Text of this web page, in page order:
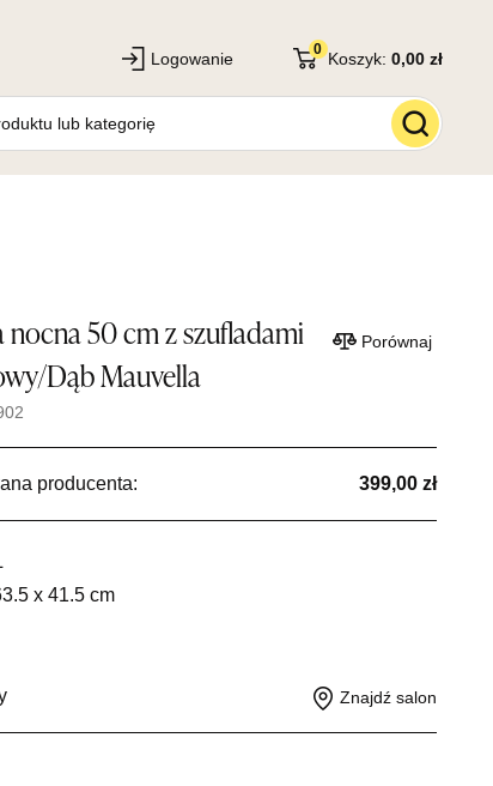
Logowanie 0 Koszyk: 0,00 zł
nocna 50 cm z szufladami
Dąb Mauvella
Porównaj
producenta: 399,00 zł
x 41.5 cm
Znajdź salon